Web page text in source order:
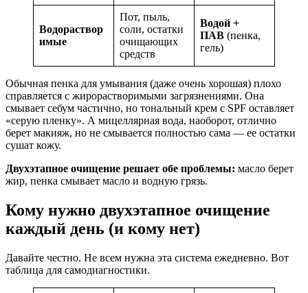
Водораствор
имые
Пот, пыль,
соли, остатки
очищающих
средств
Водой +
ПАВ (пенка,
гель)
Обычная пенка для умывания (даже очень хорошая) плохо
справляется с жирорастворимыми загрязнениями. Она
смывает себум частично, но тональный крем с SPF оставляет
«серую пленку». А мицеллярная вода, наоборот, отлично
берет макияж, но не смывается полностью сама — ее остатки
сушат кожу.
Двухэтапное очищение решает обе проблемы: масло берет
жир, пенка смывает масло и водную грязь.
Кому нужно двухэтапное очищение
каждый день (и кому нет)
Давайте честно. Не всем нужна эта система ежедневно. Вот
таблица для самодиагностики.